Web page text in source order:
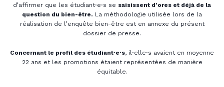
d’affirmer que les étudiant⋅e⋅s se saisissent d’ores et déjà de la
question du bien-être. La méthodologie utilisée lors de la
réalisation de l’enquête bien-être est en annexe du présent
dossier de presse.
Concernant le profil des étudiant⋅e⋅s, il⋅elle⋅s avaient en moyenne
22 ans et les promotions étaient représentées de manière
équitable.